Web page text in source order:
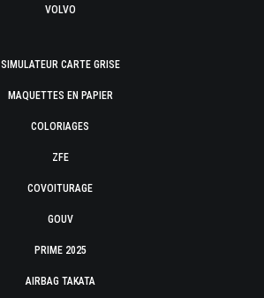
VOLVO
SIMULATEUR CARTE GRISE
MAQUETTES EN PAPIER
COLORIAGES
ZFE
COVOITURAGE
GOUV
PRIME 2025
AIRBAG TAKATA